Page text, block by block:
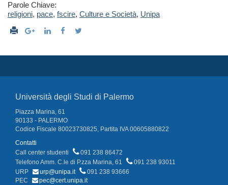
Parole Chiave:
religioni, pace, fscire, Culture e Società, Unipa
Università degli Studi di Palermo
Piazza Marina, 61
90133 - PALERMO
Codice Fiscale 80023730825, Partita IVA 00605880822
Contatti
Call center studenti
091 238 86472
Telefono Amm. C.le di P.zza Marina, 61
091 238 93011
URP
urp@unipa.it
091 238 93666
PEC
pec@cert.unipa.it